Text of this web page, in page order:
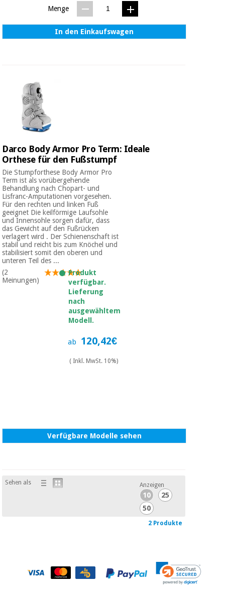
Chirurgische
spiele
Veterinärmedizin
Orthopädie
Chirurgische
instrumente
(ausverkauf)
Menge
In den Einkaufswagen
Darco Body Armor Pro Term: Ideale
Orthese für den Fußstumpf
Die Stumpforthese Body Armor Pro
Term ist als vorübergehende
Behandlung nach Chopart- und
Lisfranc-Amputationen vorgesehen.
Für den rechten und linken Fuß
geeignet Die keilförmige Laufsohle
und Innensohle sorgen dafür, dass
das Gewicht auf den Fußrücken
verlagert wird . Der Schienenschaft ist
stabil und reicht bis zum Knöchel und
stabilisiert somit den oberen und
unteren Teil des ...
(2
Meinungen)
Produkt
verfügbar.
Lieferung
nach
ausgewähltem
Modell.
ab 120,42€
( Inkl. MwSt. 10%)
Verfügbare Modelle sehen
Sehen als Anzeigen
10
25
50
2 Produkte